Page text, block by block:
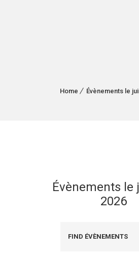
Home Évènements le
Évènements le
2026
FIND ÉVÈNEMENTS